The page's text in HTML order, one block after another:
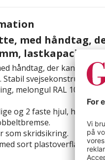
med håndtag,
lastkapacitet
håndtag, der kan klikkes
Stabil svejsekonstruktion
melongul RAL 1028.
og 2 faste hjul,
som skridsikring.
sort plastoverflade.